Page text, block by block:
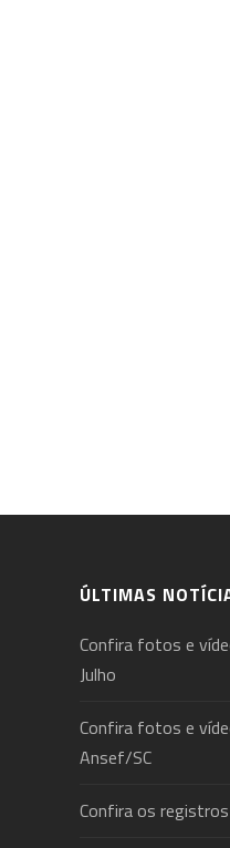
ÚLTIMAS
Confira fotos e
Julho
Confira fotos e
Ansef/SC
Confira os